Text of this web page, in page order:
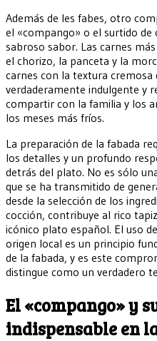
Además de les fabes, otro
el «compango» o el surtido de
sabroso sabor. Las carnes
el chorizo, la panceta y la
carnes con la textura cremosa
verdaderamente indulgente y
compartir con la familia y los
los meses más fríos.
La preparación de la fabada
los detalles y un profundo
detrás del plato. No es sólo
que se ha transmitido de
desde la selección de los
cocción, contribuye al rico
icónico plato español. El uso
origen local es un principio
de la fabada, y es este
distingue como un verdadero
El «compango» y
indispensable en